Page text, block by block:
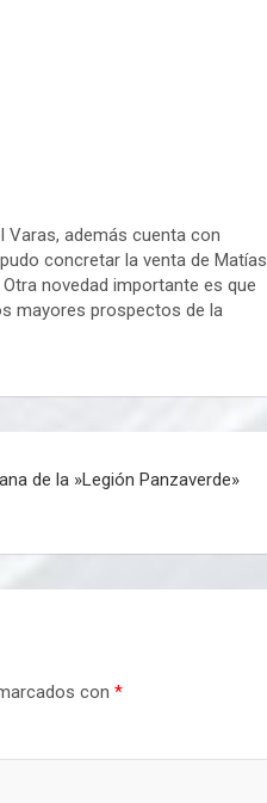
Varas, además cuenta con
concretar la venta de Matías
novedad importante es que
mayores prospectos de la
de la »Legión Panzaverde»
con *